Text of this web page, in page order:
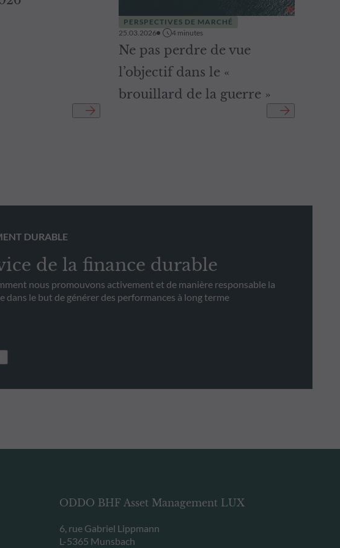
PERSPECTIVES DE MARCHÉ
25.03.2026
4 minutes
Ne pas perdre de vue
l’objectif dans le «
brouillard de la guerre »
DURABLE
de la finance durable
nous promouvons activement et de manière responsable la
dans le but de générer des performances à long terme
ODDO BHF Asset Management LUX
6, rue Gabriel Lippmann
L-5365 Munsbach